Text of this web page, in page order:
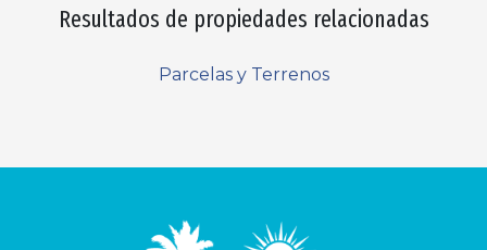
Resultados de propiedades relacionadas
Parcelas y Terrenos